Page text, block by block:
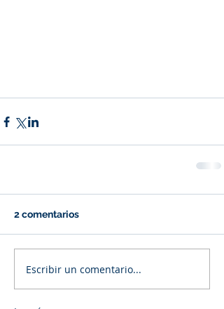
2 comentarios
Escribir un comentario...